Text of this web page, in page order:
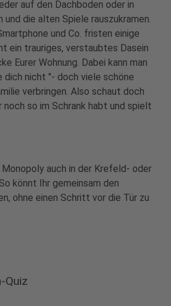
auf den Dachboden oder in
und die alten Spiele rauszukramen.
und Co. fristen einige
ein trauriges, verstaubtes Dasein
Eurer Wohnung. Dabei kann man
dich nicht "- doch viele schöne
verbringen. Also schaut doch
noch so im Schrank habt und spielt
auch in der Krefeld- oder
könnt Ihr gemeinsam den
ohne einen Schritt vor die Tür zu
Quiz